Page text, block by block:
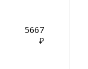
5667
₽